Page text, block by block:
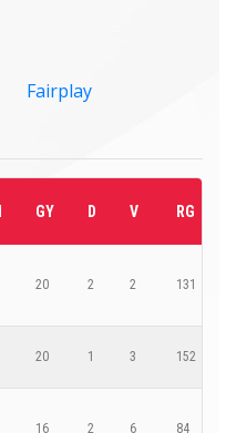
Fairplay
GY D V RG
20 2 2 131
20 1 3 152
16 2 6 84